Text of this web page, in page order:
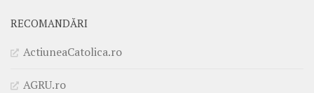
RECOMANDĂRI
ActiuneaCatolica.ro
AGRU.ro